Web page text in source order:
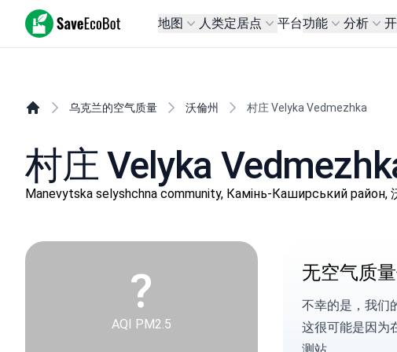
SaveEcoBot 地图 人类定居点 平台功能 分析
乌克兰的空气质量 沃倫州 村庄 Velyka Vedmezhka
村庄 Velyka
Manevytska selyshchna community, Камінь-Каширський район,
?
AQI PM2.5
无空气质
不幸的是，我们
这很可能是因为